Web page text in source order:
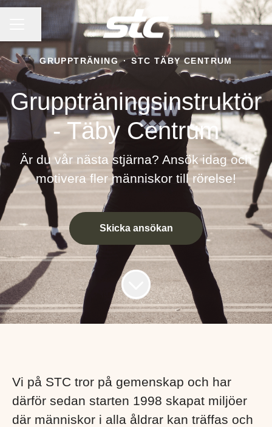
KARRIÄRMENY
Dela sidan
GRUPPTRÄNING · STC TÄBY CENTRUM
Gruppträningsinstruktör
- Täby Centrum
Är du vår nästa stjärna? Ansök idag och
motivera fler människor till rörelse!
Skicka ansökan
Vi på STC tror på gemenskap och har
därför sedan starten 1998 skapat miljöer
där människor i alla åldrar kan träffas och